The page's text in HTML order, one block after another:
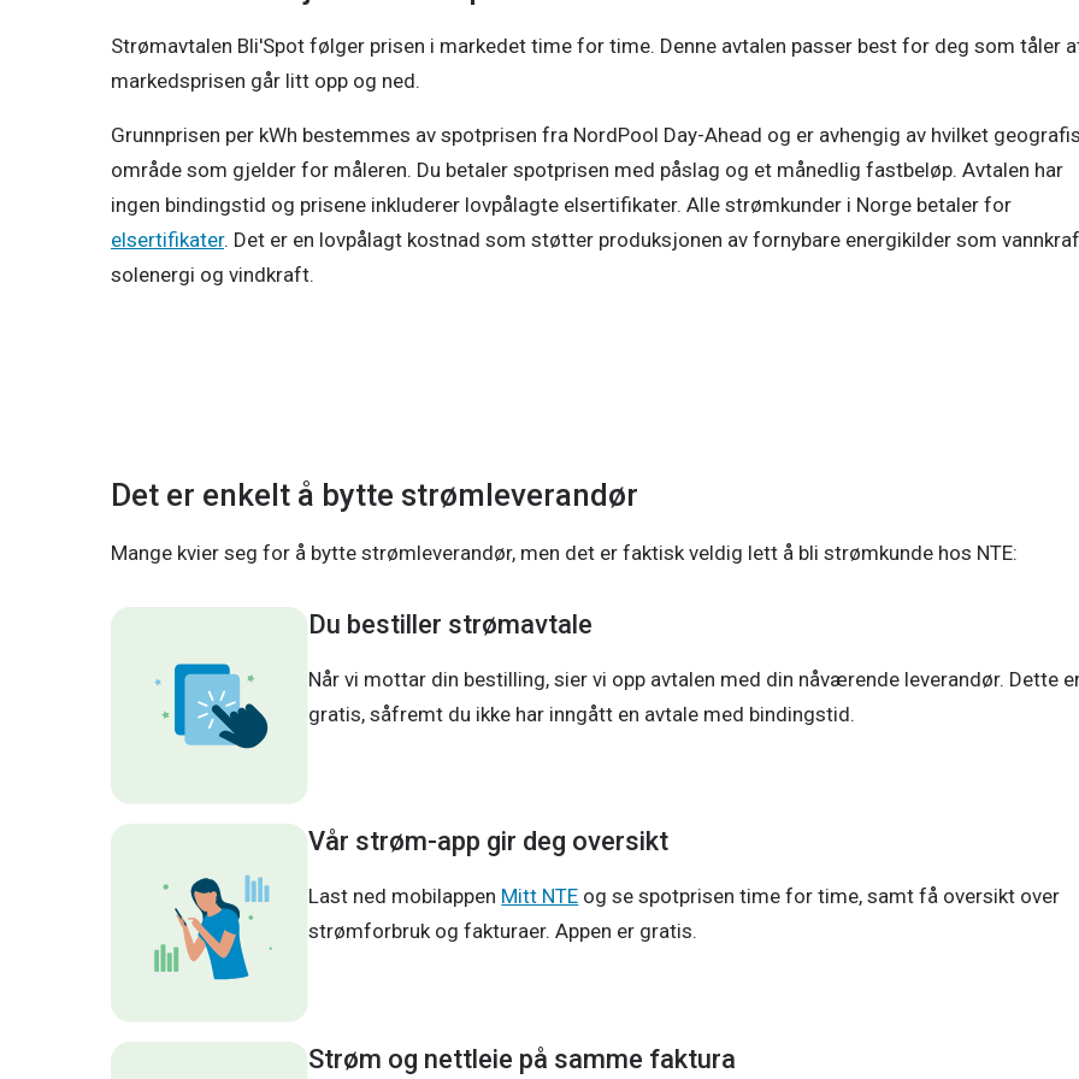
Strømavtalen Bli'Spot følger prisen i markedet time for time. Denne avtalen passer best for deg som tåler
markedsprisen går litt opp og ned.
Grunnprisen per kWh bestemmes av spotprisen fra NordPool Day-Ahead og er avhengig av hvilket
område som gjelder for måleren. Du betaler spotprisen med påslag og et månedlig fastbeløp. Avtalen har
elsertifikater. Det er en lovpålagt kostnad som støtter produksjonen av fornybare energikilder som
solenergi og vindkraft.
Det er enkelt å bytte strømleverandør
Mange kvier seg for å bytte strømleverandør, men det er faktisk veldig lett å bli strømkunde hos NTE:
Du bestiller strømavtale
Når vi mottar din bestilling, sier vi opp avtalen med din nåværende leverandør. Dette
gratis, såfremt du ikke har inngått en avtale med bindingstid.
Vår strøm-app gir deg oversikt
Last ned mobilappen Mitt NTE og se spotprisen time for time, samt få oversikt over
strømforbruk og fakturaer. Appen er gratis.
Strøm og nettleie på samme faktura